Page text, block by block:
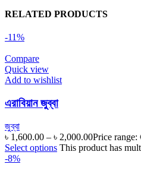
RELATED PRODUCTS
-11%
Compare
Quick view
Add to wishlist
এরাবিয়ান জুব্বা
জুব্বা
৳ 1,600.00 – ৳ 2,000.00Price range:
Select options This product has
-8%